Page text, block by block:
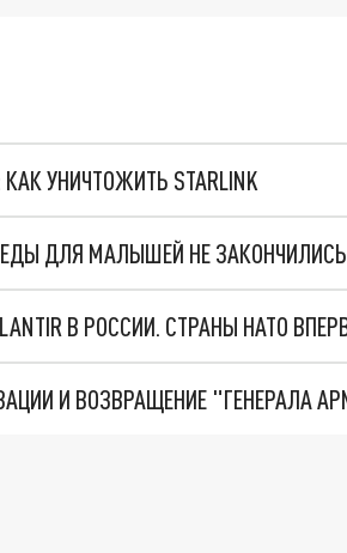
УНИЧТОЖИТЬ STARLINK
ДЛЯ МАЛЫШЕЙ НЕ ЗАКОНЧИЛИСЬ